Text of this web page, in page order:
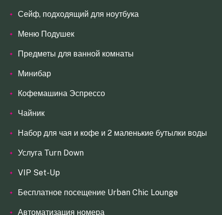
Сейф, подходящий для ноутбука
Меню Подушек
Предметы для ванной комнаты
Минибар
Кофемашина Эспрессо
Чайник
Набор для чая и кофе и 2 маленькие бутылки воды
Услуга Turn Down
VIP Set-Up
Бесплатное посещение Urban Chic Lounge
Автоматизация номера